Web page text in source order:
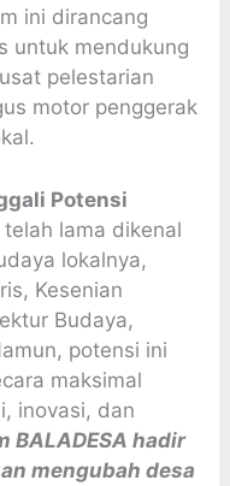
ini dirancang
untuk mendukung
pelestarian
motor penggerak
Potensi
telah lama dikenal
lokalnya,
Kesenian
Budaya,
potensi ini
maksimal
inovasi, dan
BALADESA hadir
mengubah desa